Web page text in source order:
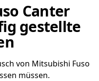
Canter
gestellte
von Mitsubishi Fuso
müssen.